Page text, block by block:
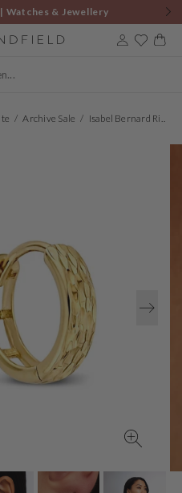
Watches & Jewellery
Archive Sale Isabel Bernard Rivoli Laura 14 Karat | Gold Reif-Ohrringe IB360143
Öffnen
Sie
Medien
1
in
der
Galerieansicht